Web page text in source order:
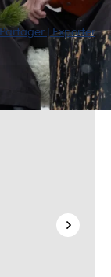
Partager | Exporter